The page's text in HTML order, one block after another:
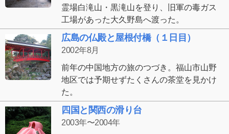
霊場白滝山・黒滝山を登り、旧軍の毒ガス
工場があった大久野島へ渡った。
広島の仏殿と屋根付橋（１日目）
2002年8月
前年の中国地方の旅のつづき。福山市山野
地区では予期せずたくさんの茶堂を見かけ
た。
四国と関西の滑り台
2003年〜2004年